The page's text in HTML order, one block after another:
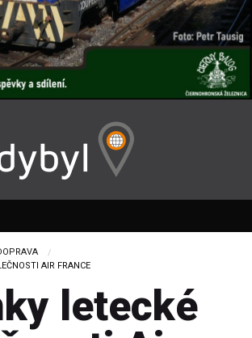
AIR FRANCE
letecké